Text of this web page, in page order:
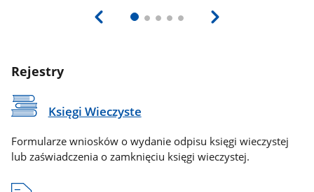
Rejestry
Księgi Wieczyste
Formularze wniosków o wydanie odpisu księgi wieczystej
lub zaświadczenia o zamknięciu księgi wieczystej.